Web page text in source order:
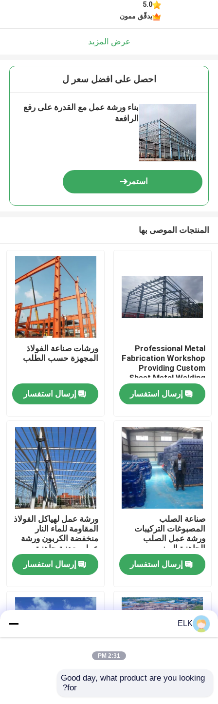
المنتجات
حولنا
جولة في المصنع
مراقبة الجودة
اتصل بنا
أخبار
القضايا
5.0
يدقّق ممون
عرض المزيد
احصل على افضل سعر ل
بناء ورشة عمل مع القدرة على رفع
الرافعة
استمر
المنتجات الموصى بها
Professional Metal
Fabrication Workshop
Providing Custom
Sheet Metal Welding
Cutting and Assembly
Solutions for
Industrial
إرسال استفسار
ورشات صناعة الفولاذ
المجهزة حسب الطلب
إرسال استفسار
صناعة الصلب
المصبوغات التركيبات
ورشة عمل الصلب
الجاهزة المبنى
إرسال استفسار
ورشة عمل لهياكل الفولاذ
المقاومة للماء النار
منخفضة الكربون ورشة
عمل معدنية جاهزة
إرسال استفسار
هيكل ورشة العمل الصلبة
ELK
2:31 PM
Good day, what product are you looking
for?